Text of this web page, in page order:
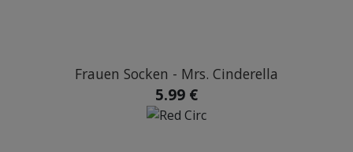
Frauen Socken - Mrs. Cinderella
5.99 €